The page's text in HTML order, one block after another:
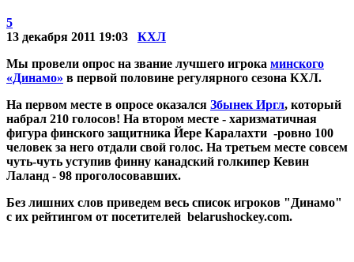
5
13 декабря 2011 19:03
КХЛ
Мы провели опрос на звание лучшего игрока минского
«Динамо» в первой половине регулярного сезона КХЛ.
На первом месте в опросе оказался Збынек Иргл, который
набрал 210 голосов! На втором месте - харизматичная
фигура финского защитника Йере Каралахти -ровно 100
человек за него отдали свой голос. На третьем месте совсем
чуть-чуть уступив финну канадский голкипер Кевин
Лаланд - 98 проголосовавших.
Без лишних слов приведем весь список игроков "Динамо"
с их рейтингом от посетителей belarushockey.com.